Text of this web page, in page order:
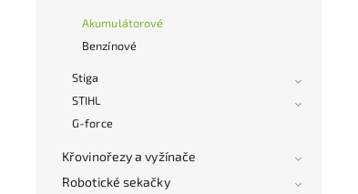
Akumulátorové
Benzínové
Stiga
STIHL
G-force
Křovinořezy a vyžínače
Robotické sekačky